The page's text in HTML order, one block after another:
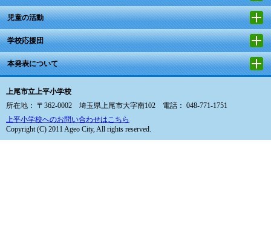
児童の活動
学校応援団
本発表について
上尾市立上平小学校
所在地： 〒362-0002 埼玉県上尾市大字南102 電話： 048-771-1751
上平小学校へのお問い合わせはこちら
Copyright (C) 2011 Ageo City, All rights reserved.